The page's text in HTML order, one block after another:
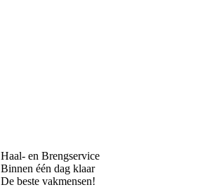
Haal- en Brengservice
Binnen één dag klaar
De beste vakmensen!